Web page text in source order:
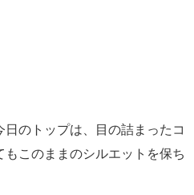
のトップは、目の詰まったコ
このままのシルエットを保ち